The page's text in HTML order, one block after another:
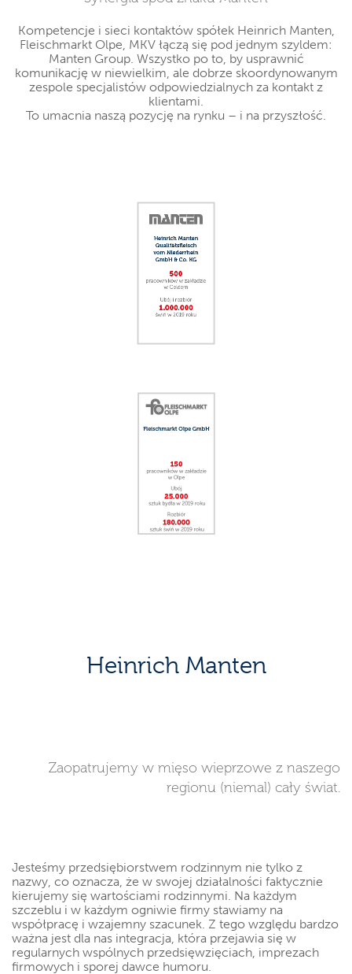
Kompetencje i sieci kontaktów spółek Heinrich Manten,
Fleischmarkt Olpe, MKV łączą się pod jednym szyldem:
Manten Group. Wszystko po to, by usprawnić
komunikację w niewielkim, ale dobrze skoordynowanym
zespole specjalistów odpowiedzialnych za kontakt z
klientami.
To umacnia naszą pozycję na rynku – i na przyszłość.
Heinrich Manten
Zaopatrujemy w mięso wieprzowe z naszego
regionu (niemal) cały świat.
Jesteśmy przedsiębiorstwem rodzinnym nie tylko z
nazwy, co oznacza, że w swojej działalności faktycznie
kierujemy się wartościami rodzinnymi. Na każdym
szczeblu i w każdym ogniwie firmy stawiamy na
współpracę i wzajemny szacunek. Z tego względu bardzo
ważna jest dla nas integracja, która przejawia się w
regularnych wspólnych przedsięwzięciach, imprezach
firmowych i sporej dawce humoru.